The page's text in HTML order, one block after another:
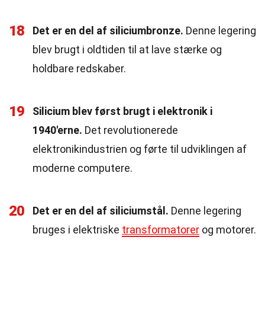
18 Det er en del af siliciumbronze. Denne legering
blev brugt i oldtiden til at lave stærke og
holdbare redskaber.
19
Silicium blev først brugt i elektronik i
1940'erne. Det revolutionerede
elektronikindustrien og førte til udviklingen af
moderne computere.
20 Det er en del af siliciumstål. Denne legering
bruges i elektriske transformatorer og motorer.